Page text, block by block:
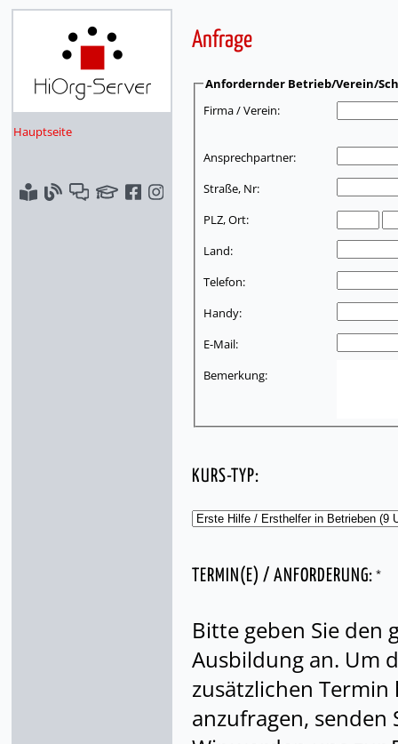
Hauptseite
Anfrage
Anfordernder Betrieb/Verein/
Firma / Verein:
Ansprechpartner:
Straße, Nr:
PLZ, Ort:
Land:
Telefon:
Handy:
E-Mail:
Bemerkung:
KURS-TYP:
TERMIN(E) / ANFORDERUNG: *
Bitte geben Sie den
Ausbildung an. Um
zusätzlichen
anzufragen, senden